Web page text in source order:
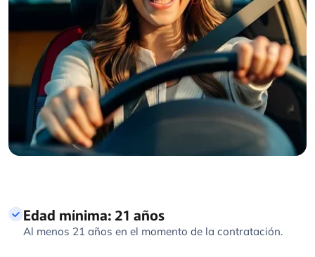
Edad mínima: 21 años
Al menos 21 años en el momento de la contratación.